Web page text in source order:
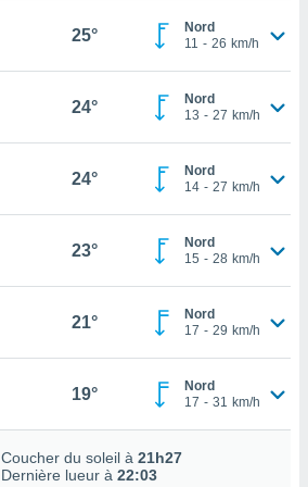
25°
Nord
11 - 26 km/h
24°
Nord
13 - 27 km/h
24°
Nord
14 - 27 km/h
23°
Nord
15 - 28 km/h
21°
Nord
17 - 29 km/h
19°
Nord
17 - 31 km/h
Coucher du soleil à 21h27
Dernière lueur à 22:03